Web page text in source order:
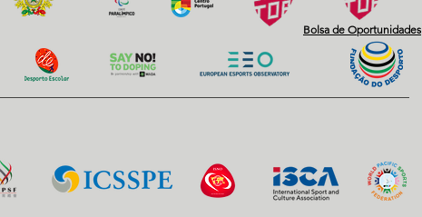
Bolsa de Oportunidades